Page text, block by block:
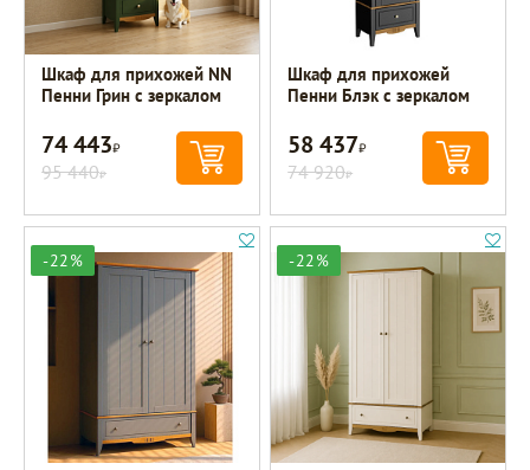
Шкаф для прихожей NN
Пенни Грин с зеркалом
74 443Р
95 440Р
Шкаф для прихожей
Пенни Блэк с зеркалом
58 437Р
74 920Р
-22% -22%